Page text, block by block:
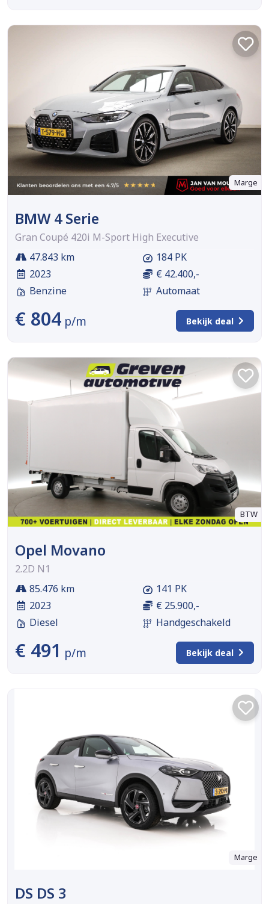
Marge
BMW 4 Serie
Gran Coupé 420i M-Sport High Executive
47.843 km
2023
Benzine
184 PK
€ 42.400,-
Automaat
€ 804 p/m Bekijk deal
BTW
Opel Movano
2.2D N1
85.476 km
2023
Diesel
141 PK
€ 25.900,-
Handgeschakeld
€ 491 p/m Bekijk deal
Marge
DS DS 3